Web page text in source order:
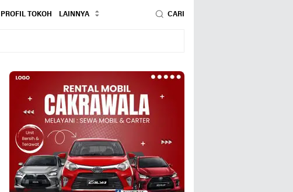
PROFIL TOKOH LAINNYA CARI